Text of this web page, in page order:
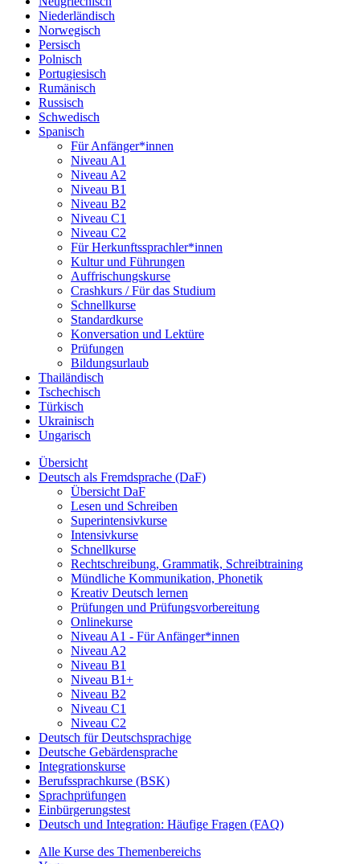
Niederländisch
Norwegisch
Persisch
Polnisch
Portugiesisch
Rumänisch
Russisch
Schwedisch
Spanisch
Für Anfänger*innen
Niveau A1
Niveau A2
Niveau B1
Niveau B2
Niveau C1
Niveau C2
Für Herkunftssprachler*innen
Kultur und Führungen
Auffrischungskurse
Crashkurs / Für das Studium
Schnellkurse
Standardkurse
Konversation und Lektüre
Prüfungen
Bildungsurlaub
Thailändisch
Tschechisch
Türkisch
Ukrainisch
Ungarisch
Übersicht
Deutsch als Fremdsprache (DaF)
Übersicht DaF
Lesen und Schreiben
Superintensivkurse
Intensivkurse
Schnellkurse
Rechtschreibung, Grammatik, Schreibtraining
Mündliche Kommunikation, Phonetik
Kreativ Deutsch lernen
Prüfungen und Prüfungsvorbereitung
Onlinekurse
Niveau A1 - Für Anfänger*innen
Niveau A2
Niveau B1
Niveau B1+
Niveau B2
Niveau C1
Niveau C2
Deutsch für Deutschsprachige
Deutsche Gebärdensprache
Integrationskurse
Berufssprachkurse (BSK)
Sprachprüfungen
Einbürgerungstest
Deutsch und Integration: Häufige Fragen (FAQ)
Alle Kurse des Themenbereichs